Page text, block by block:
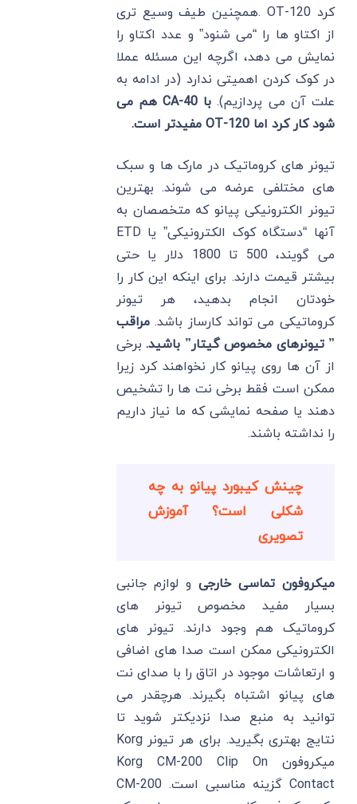
کرد OT-120 .همچنین طیف وسیع تری
از اکتاو ها را “می شنود” و عدد اکتاو را
نمایش می دهد، اگرچه این مسئله عملا
در کوک کردن اهمیتی ندارد (در ادامه به
علت آن می پردازیم).
با CA-40 هم می
شود کار کرد اما OT-120 مفیدتر است.
تیونر های کروماتیک در مارک ها و سبک
های مختلفی عرضه می شوند. بهترین
تیونر الکترونیکی پیانو که متخصصان به
آنها “دستگاه کوک الکترونیکی” یا ETD
می گویند، 500 تا 1800 دلار یا حتی
بیشتر قیمت دارند. برای اینکه این کار را
خودتان انجام بدهید، هر تیونر
کروماتیکی می تواند کارساز باشد.مراقب
” تیونرهای مخصوص گیتار” باشید.برخی
از آن ها روی پیانو کار نخواهند کرد زیرا
ممکن است فقط برخی نت ها را تشخیص
دهند یا صفحه نمایشی که ما نیاز داریم
را نداشته باشند.
چینش کیبورد پیانو به چه
شکلی است؟ آموزش
تصویری
میکروفون تماسی خارجی و لوازم جانبی
بسیار مفید مخصوص تیونر های
کروماتیک هم وجود دارند. تیونر های
الکترونیکی ممکن است صدا های اضافی
و ارتعاشات موجود در اتاق را با صدای نت
های پیانو اشتباه بگیرند. هرچقدر می
توانید به منبع صدا نزدیکتر شوید تا
نتایج بهتری بگیرید. برای هر تیونر Korg
میکروفون Korg CM-200 Clip On
Contact گزینه مناسبی است. CM-200